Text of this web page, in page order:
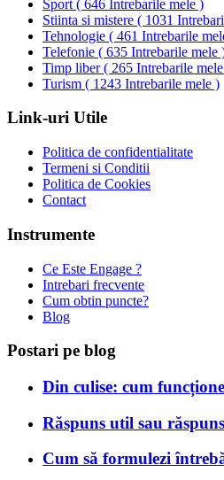
Sport ( 646 Intrebarile mele )
Stiinta si mistere ( 1031
Tehnologie ( 461 Intrebarile
Telefonie ( 635 Intrebarile mele
Timp liber( 265 Intrebarile mele
Turism ( 1243 Intrebarile mele )
Link-uri Utile
Politica de confidentialitate
Termeni si Conditii
Politica de Cookies
Contact
Instrumente
Ce Este Engage ?
Intrebari frecvente
Cum obtin puncte?
Blog
Postari pe blog
Din culise: cum
Răspuns util sau
Cum să formulezi